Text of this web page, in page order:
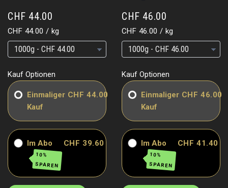
CHF 44.00
Grundpreis
CHF 44.00 / pro
kg
Grundpreis
Grundpreis
Kauf Optionen
Einmaliger
Kauf
CHF 44.00
Im Abo
10%
SPAREN
CHF 39.60
CHF 46.00
Grundpreis
CHF 46.00 / pro
kg
Grundpreis
Grundpreis
Kauf Optionen
Einmaliger
Kauf
CHF 46.00
Im Abo
10%
SPAREN
CHF 41.40